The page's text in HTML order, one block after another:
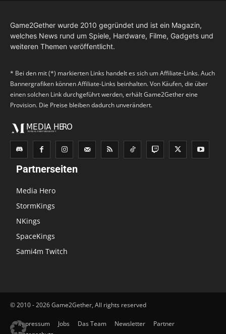
Game2Gether wurde 2010 gegründet und ist ein Magazin,
welches News rund um Spiele, Hardware, Filme, Gadgets und
weiteren Themen veröffentlicht.
* Bei den mit (*) markierten Links handelt es sich um Affiliate-Links. Auch
Bannergrafiken können Affiliate-Links beinhalten. Von Käufen, die über
einen solchen Link durchgeführt werden, erhält Game2Gether eine
Provision. Die Preise bleiben dadurch unverändert.
Partnerseiten
Media Hero
StormKings
NKings
SpaceKings
Sami4m Twitch
© 2010 - 2026 Game2Gether, All rights reserved
Impressum Jobs Das Team Newsletter
Partner